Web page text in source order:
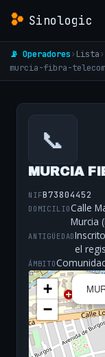
Sinologic
📡 Operadores› Lista›
murcia-fibra-
📞
MURCIA
NIFB73804452
DOMICILIOCalle
Murcia
ANTIGÜEDAD
el
ÁMBITO
+
−